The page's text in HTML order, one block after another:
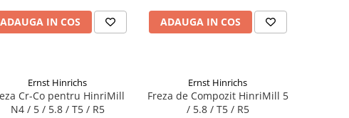
ADAUGA IN COS ADAUGA IN COS
Ernst Hinrichs
Cr-Co pentru HinriMill
N4 / 5 / 5.8 / T5 / R5
Ernst Hinrichs
Freza de Compozit HinriMill 5
/ 5.8 / T5 / R5